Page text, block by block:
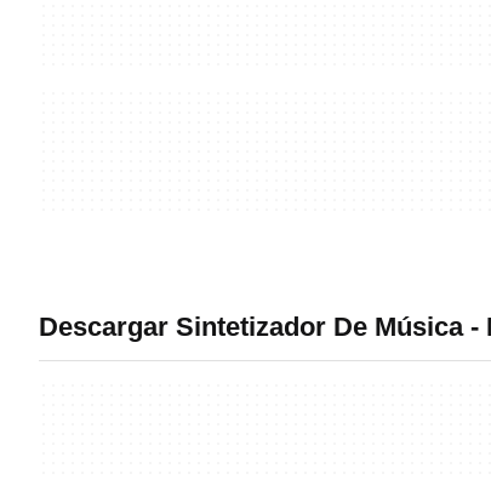
Descargar Sintetizador De Música